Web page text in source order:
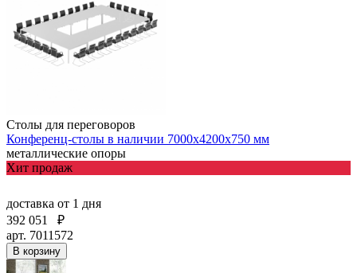
Столы для переговоров
Конференц-столы в наличии 7000х4200х750 мм
металлические опоры
Хит продаж
доставка от 1 дня
392 051
₽
арт. 7011572
В корзину